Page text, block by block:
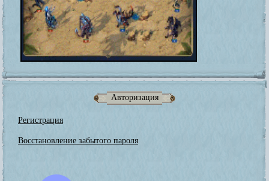
Авторизация
Регистрация
Восстановление забытого пароля